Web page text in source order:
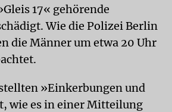
17« gehörende
Wie die Polizei Berlin
die Männer um etwa 20 Uhr
»Einkerbungen und
wie es in einer Mitteilung